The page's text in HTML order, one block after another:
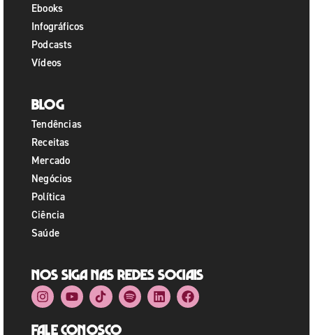
Ebooks
Infográficos
Podcasts
Vídeos
Blog
Tendências
Receitas
Mercado
Negócios
Política
Ciência
Saúde
Nos siga nas redes sociais
Fale Conosco